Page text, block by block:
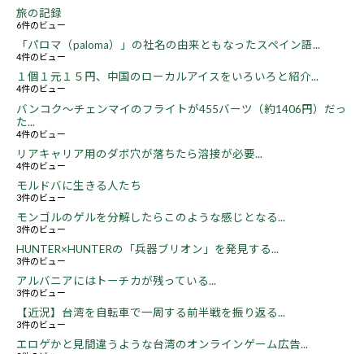
旅の記録
6件のビュー
「パロマ（paloma）」の社名の由来ともなったスペイン語...
4件のビュー
１個１元１５円、中国のローカルアイスをいろいろと紹介...
4件のビュー
バンコク～チェンマイのフライトが455バーツ（約1406円）だっ
た...
4件のビュー
リアキャリア用のダボ穴が落ちたら溶接が必要...
4件のビュー
モルドバに生きる人たち
3件のビュー
モンゴルのゲルを分解したらこのような感じとなる...
3件のビュー
HUNTER×HUNTERの「兵器ブリオン」を発見する...
3件のビュー
アルバニアにはトーチカが残っている...
3件のビュー
【近況】台湾を自転車で一周する前半戦を振り返る...
3件のビュー
エロゲかと見間違うような台湾のオンラインゲーム広告...